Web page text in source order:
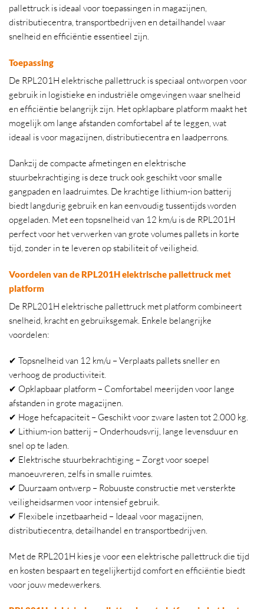
pallettruck is ideaal voor toepassingen in magazijnen,
distributiecentra, transportbedrijven en detailhandel waar
snelheid en efficiëntie essentieel zijn.
Toepassing
De RPL201H elektrische pallettruck is speciaal ontworpen voor
gebruik in logistieke en industriële omgevingen waar snelheid
en efficiëntie belangrijk zijn. Het opklapbare platform maakt het
mogelijk om lange afstanden comfortabel af te leggen, wat
ideaal is voor magazijnen, distributiecentra en laadperrons.
Dankzij de compacte afmetingen en elektrische
stuurbekrachtiging is deze truck ook geschikt voor smalle
gangpaden en laadruimtes. De krachtige lithium-ion batterij
biedt langdurig gebruik en kan eenvoudig tussentijds worden
opgeladen. Met een topsnelheid van 12 km/u is de RPL201H
perfect voor het verwerken van grote volumes pallets in korte
tijd, zonder in te leveren op stabiliteit of veiligheid.
Voordelen van de RPL201H elektrische pallettruck met
platform
De RPL201H elektrische pallettruck met platform combineert
snelheid, kracht en gebruiksgemak. Enkele belangrijke
voordelen:
✔ Topsnelheid van 12 km/u – Verplaats pallets sneller en
verhoog de productiviteit.
✔ Opklapbaar platform – Comfortabel meerijden voor lange
afstanden in grote magazijnen.
✔ Hoge hefcapaciteit – Geschikt voor zware lasten tot 2.000 kg.
✔ Lithium-ion batterij – Onderhoudsvrij, lange levensduur en
snel op te laden.
✔ Elektrische stuurbekrachtiging – Zorgt voor soepel
manoeuvreren, zelfs in smalle ruimtes.
✔ Duurzaam ontwerp – Robuuste constructie met versterkte
veiligheidsarmen voor intensief gebruik.
✔ Flexibele inzetbaarheid – Ideaal voor magazijnen,
distributiecentra, detailhandel en transportbedrijven.
Met de RPL201H kies je voor een elektrische pallettruck die tijd
en kosten bespaart en tegelijkertijd comfort en efficiëntie biedt
voor jouw medewerkers.